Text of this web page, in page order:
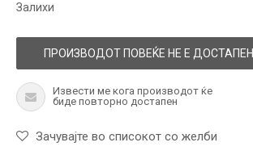
Залихи
ПРОИЗВОДОТ ПОВЕЌЕ НЕ Е ДОСТАПЕН
Извести ме кога производот ќе
биде повторно достапен
Зачувајте во списокот со желби